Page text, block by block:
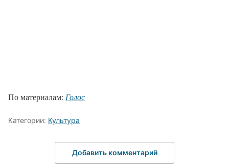
По материалам: Голос
Категории: Культура
Добавить комментарий